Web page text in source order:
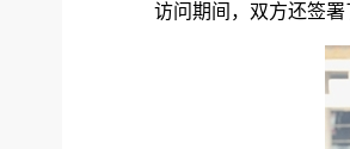
访问期间，双方还签